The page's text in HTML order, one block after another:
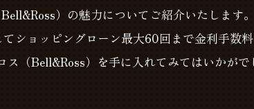
）の魅力についてご紹介いたします
ショッピングローン最大60回まで金利手数
ス（Bell&Ross）を手に入れてみてはいかがで